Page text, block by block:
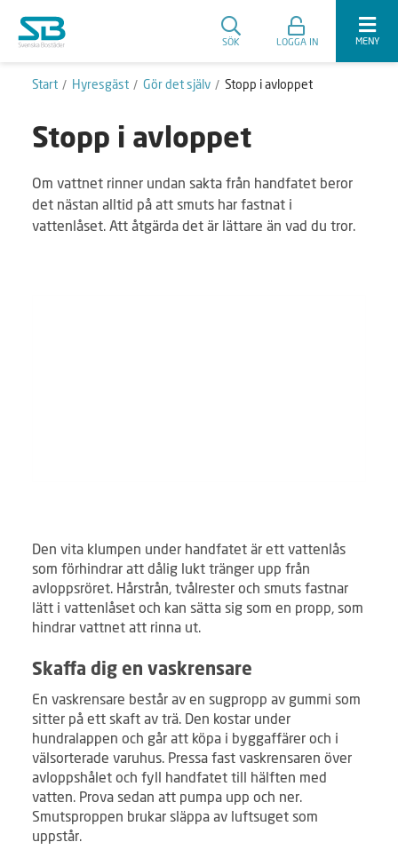
SÖK LOGGA IN MENY
Start Hyresgäst Gör det själv Stopp i avloppet
Stopp i avloppet
Om vattnet rinner undan sakta från handfatet beror
det nästan alltid på att smuts har fastnat i
vattenlåset. Att åtgärda det är lättare än vad du tror.
Den vita klumpen under handfatet är ett vattenlås
som förhindrar att dålig lukt tränger upp från
avloppsröret. Hårstrån, tvålrester och smuts fastnar
lätt i vattenlåset och kan sätta sig som en propp, som
hindrar vattnet att rinna ut.
Skaffa dig en vaskrensare
En vaskrensare består av en sugpropp av gummi som
sitter på ett skaft av trä. Den kostar under
hundralappen och går att köpa i byggaffärer och i
välsorterade varuhus. Pressa fast vaskrensaren över
avloppshålet och fyll handfatet till hälften med
vatten. Prova sedan att pumpa upp och ner.
Smutsproppen brukar släppa av luftsuget som
uppstår.